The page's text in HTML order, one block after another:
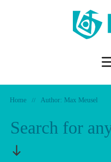
Home // Author: Max Meusel
Search for